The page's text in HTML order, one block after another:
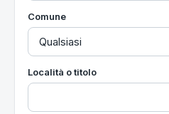
Comune
Località o titolo